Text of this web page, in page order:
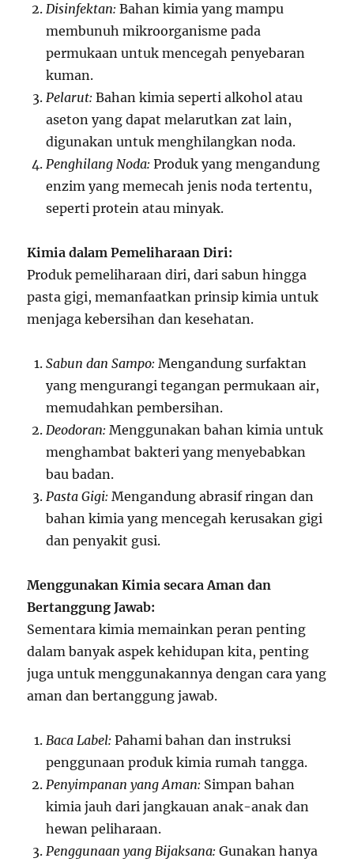
Disinfektan: Bahan kimia yang mampu
membunuh mikroorganisme pada
permukaan untuk mencegah penyebaran
kuman.
Pelarut: Bahan kimia seperti alkohol atau
aseton yang dapat melarutkan zat lain,
digunakan untuk menghilangkan noda.
Penghilang Noda: Produk yang mengandung
enzim yang memecah jenis noda tertentu,
seperti protein atau minyak.
Kimia dalam Pemeliharaan Diri:
Produk pemeliharaan diri, dari sabun hingga
pasta gigi, memanfaatkan prinsip kimia untuk
menjaga kebersihan dan kesehatan.
Sabun dan Sampo: Mengandung surfaktan
yang mengurangi tegangan permukaan air,
memudahkan pembersihan.
Deodoran: Menggunakan bahan kimia untuk
menghambat bakteri yang menyebabkan
bau badan.
Pasta Gigi: Mengandung abrasif ringan dan
bahan kimia yang mencegah kerusakan gigi
dan penyakit gusi.
Menggunakan Kimia secara Aman dan
Bertanggung Jawab:
Sementara kimia memainkan peran penting
dalam banyak aspek kehidupan kita, penting
juga untuk menggunakannya dengan cara yang
aman dan bertanggung jawab.
Baca Label: Pahami bahan dan instruksi
penggunaan produk kimia rumah tangga.
Penyimpanan yang Aman: Simpan bahan
kimia jauh dari jangkauan anak-anak dan
hewan peliharaan.
Penggunaan yang Bijaksana: Gunakan hanya